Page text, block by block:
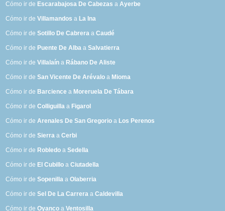
Cómo ir de Escarabajosa De Cabezas aAyerbe
Cómo ir deVillamandos a La Ina
Cómo ir deSotillo De Cabrera aCaudé
Cómo ir de Puente De Alba aSalvatierra
Cómo ir deVillalaín a Rábano De Aliste
Cómo ir deSan Vicente De Arévalo a Mioma
Cómo ir de Barcience a Moreruela De Tábara
Cómo ir deColliguilla a Figarol
Cómo ir deArenales De San Gregorio a Los Perenos
Cómo ir deSierra aCerbi
Cómo ir de Robledo aSedella
Cómo ir de El Cubillo aCiutadella
Cómo ir deSopenilla aOlaberria
Cómo ir deSel De La Carrera aCaldevilla
Cómo ir deOyanco aVentosilla